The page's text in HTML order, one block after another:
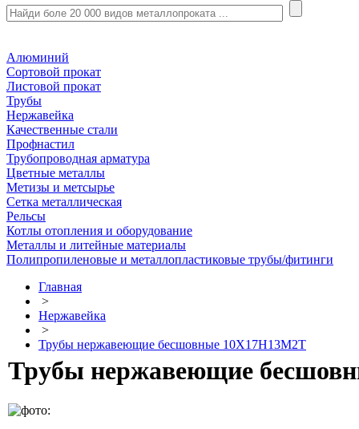
Алюминий
Сортовой прокат
Листовой прокат
Трубы
Нержавейка
Качественные стали
Профнастил
Трубопроводная арматура
Цветные металлы
Метизы и метсырье
Сетка металлическая
Рельсы
Котлы отопления и оборудование
Металлы и литейные материалы
Полипропиленовые и металлопластиковые трубы/фитинги
Главная
>
Нержавейка
>
Трубы нержавеющие бесшовные 10Х17Н13М2Т
Трубы нержавеющие